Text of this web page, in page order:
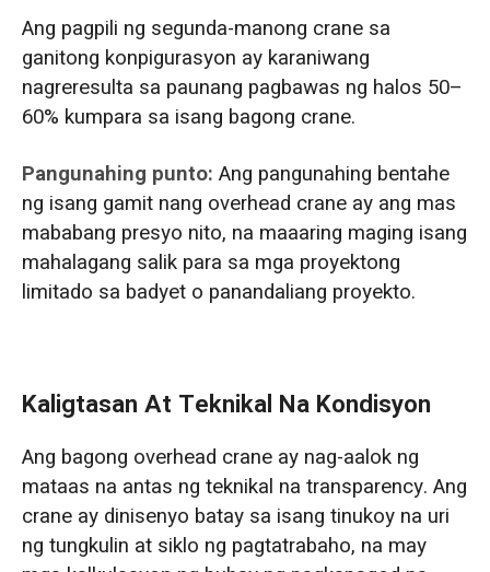
Ang pagpili ng segunda-manong crane sa
ganitong konpigurasyon ay karaniwang
nagreresulta sa paunang pagbawas ng halos 50–
60% kumpara sa isang bagong crane.
Pangunahing punto: Ang pangunahing bentahe
ng isang gamit nang overhead crane ay ang mas
mababang presyo nito, na maaaring maging isang
mahalagang salik para sa mga proyektong
limitado sa badyet o panandaliang proyekto.
Kaligtasan At Teknikal Na Kondisyon
Ang bagong overhead crane ay nag-aalok ng
mataas na antas ng teknikal na transparency. Ang
crane ay dinisenyo batay sa isang tinukoy na uri
ng tungkulin at siklo ng pagtatrabaho, na may